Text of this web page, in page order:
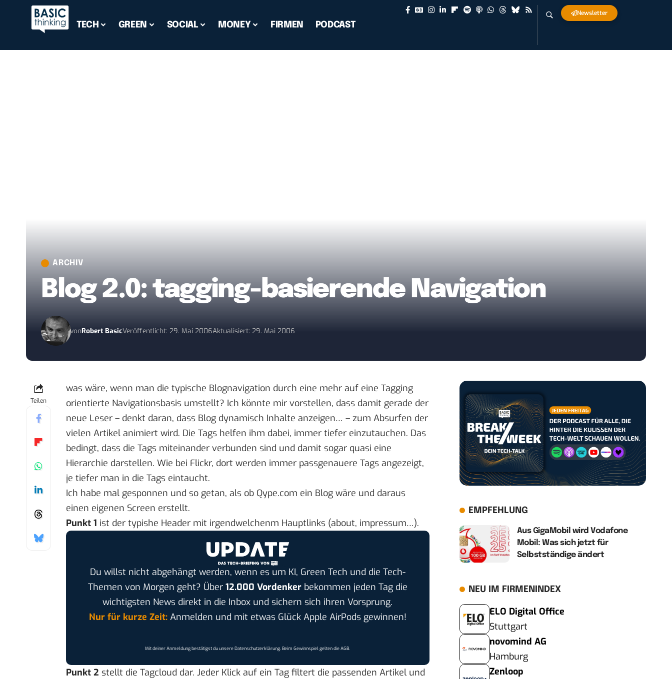
TECH GREEN SOCIAL MONEY FIRMEN PODCAST
Newsletter
ARCHIV
Blog 2.0: tagging-basierende Navigation
vonRobert BasicVeröffentlicht: 29. Mai 2006Aktualisiert: 29. Mai 2006
Teilen
was wäre, wenn man die typische Blognavigation durch eine mehr auf eine Tagging
orientierte Navigationsbasis umstellt? Ich könnte mir vorstellen, dass damit gerade der
neue Leser – denkt daran, dass Blog dynamisch Inhalte anzeigen… – zum Absurfen der
vielen Artikel animiert wird. Die Tags helfen ihm dabei, immer tiefer einzutauchen. Das
bedingt, dass die Tags miteinander verbunden sind und damit sogar quasi eine
Hierarchie darstellen. Wie bei Flickr, dort werden immer passgenauere Tags angezeigt,
je tiefer man in die Tags eintaucht.
Ich habe mal gesponnen und so getan, als ob Qype.com ein Blog wäre und daraus
einen eigenen Screen erstellt.
Punkt 1 ist der typishe Header mit irgendwelchenm Hauptlinks (about, impressum…).
Du willst nicht abgehängt werden, wenn es um KI, Green Tech und die Tech-
Themen von Morgen geht? Über 12.000 Vordenkerbekommen jeden Tag die
wichtigsten News direkt in die Inbox und sichern sich ihren Vorsprung.
Nur für kurze Zeit:Anmelden und mit etwas Glück Apple AirPods gewinnen!
Mit deiner Anmeldung bestätigst du unsereDatenschutzerklärung. Beim Gewinnspiel gelten dieAGB.
Punkt 2 stellt die Tagcloud dar. Jeder Klick auf ein Tag filtert die passenden Artikel und
EMPFEHLUNG
Aus GigaMobil wird Vodafone
Mobil: Was sich jetzt für
Selbstständige ändert
NEU IM FIRMENINDEX
ELO Digital Office
Stuttgart
novomind AG
Hamburg
Zenloop